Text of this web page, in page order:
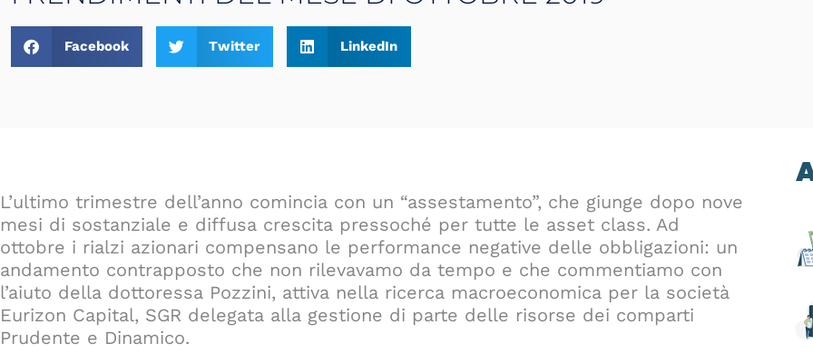
Facebook Twitter LinkedIn
L’ultimo trimestre dell’anno comincia con un “assestamento”, che giunge dopo nove
mesi di sostanziale e diffusa crescita pressoché per tutte le asset class. Ad
ottobre i rialzi azionari compensano le performance negative delle obbligazioni: un
andamento contrapposto che non rilevavamo da tempo e che commentiamo con
l’aiuto della dottoressa Pozzini, attiva nella ricerca macroeconomica per la società
Eurizon Capital, SGR delegata alla gestione di parte delle risorse dei comparti
Prudente e Dinamico.